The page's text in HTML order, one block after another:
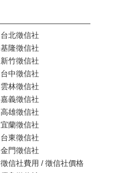
台北徵信社
基隆徵信社
新竹徵信社
台中徵信社
雲林徵信社
嘉義徵信社
高雄徵信社
宜蘭徵信社
台東徵信社
金門徵信社
徵信社費用 / 徵信社價格